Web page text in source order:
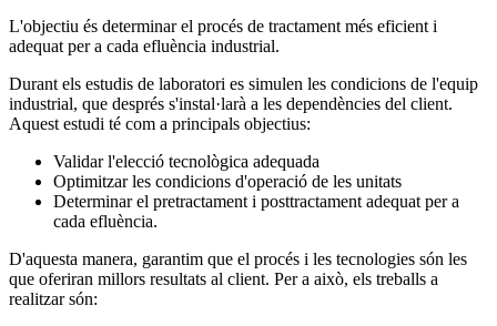
L'objectiu és determinar el procés de tractament més eficient i
adequat per a cada efluència industrial.
Durant els estudis de laboratori es simulen les condicions de l'equip
industrial, que després s'instal·larà a les dependències del client.
Aquest estudi té com a principals objectius:
Validar l'elecció tecnològica adequada
Optimitzar les condicions d'operació de les unitats
Determinar el pretractament i posttractament adequat per a
cada efluència.
D'aquesta manera, garantim que el procés i les tecnologies són les
que oferiran millors resultats al client. Per a això, els treballs a
realitzar són: